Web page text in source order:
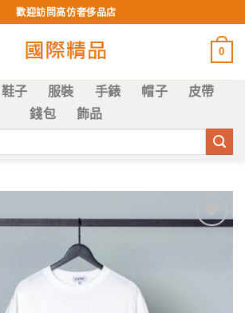
歡迎訪問高仿奢侈品店
0
鞋子 服裝 手錶 帽子
皮帶
錢包
飾品